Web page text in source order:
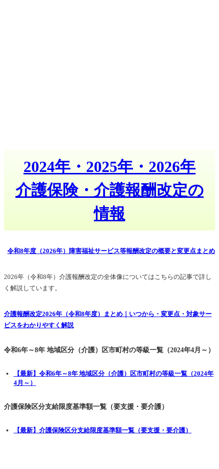
2024年・2025年・2026年
介護保険・介護報酬改定の
情報
令和8年度（2026年）障害福祉サービス等報酬改定の概要と変更点まとめ
2026年（令和8年）介護報酬改定の全体像についてはこちらの記事で詳し
く解説しています。
介護報酬改定2026年（令和8年度）まとめ｜いつから・変更点・対象サー
ビスをわかりやすく解説
令和6年～8年 地域区分（介護）区市町村の等級一覧（2024年4月～）
【最新】令和6年～8年 地域区分（介護）区市町村の等級一覧（2024年
4月～）
介護保険区分支給限度基準額一覧（要支援・要介護）
【最新】介護保険区分支給限度基準額一覧（要支援・要介護）